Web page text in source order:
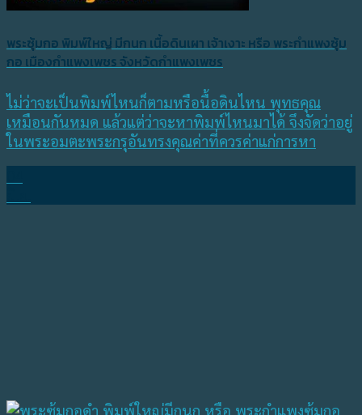
พระซุ้มกอ พิมพ์ใหญ่ มีกนก เนื้อดินเผา เจ้าเงาะ หรือ พระกำแพงซุ้ม
กอ เมืองกำแพงเพชร จังหวัดกำแพงเพชร
ไม่ว่าจะเป็นพิมพ์ไหนก็ตามหรือนื้อดินไหน พุทธคุณ
เหมือนกันหมด แล้วแต่ว่าจะหาพิมพ์ไหนมาได้ จึงจัดว่าอยู่
ในพระอมตะพระกรุอันทรงคุณค่าที่ควรค่าแก่การหา